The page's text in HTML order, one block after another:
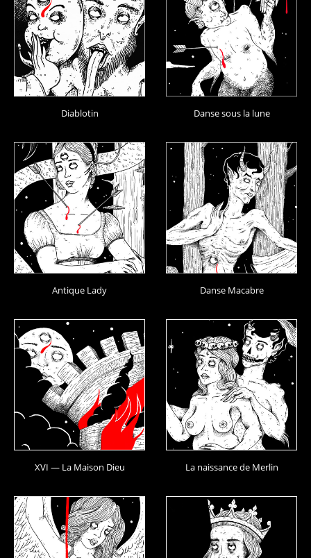
Diablotin Danse sous la lune
Antique Lady Danse Macabre
XVI — La Maison Dieu La naissance de Merlin